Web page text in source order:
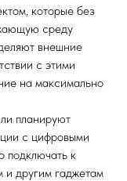
которые без
среду
внешние
с этими
на максимально
планируют
с цифровыми
подключать к
и другим гаджетам